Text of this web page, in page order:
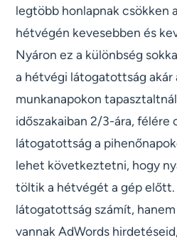
legtöbb honlapnak csökken
hétvégén kevesebben és
Nyáron ez a különbség
a hétvégi látogatottság akár
munkanapokon
időszakaiban 2/3-ára, félére
látogatottság a
lehet következtetni, hogy
töltik a hétvégét a gép előtt.
látogatottság számít,
vannak AdWords